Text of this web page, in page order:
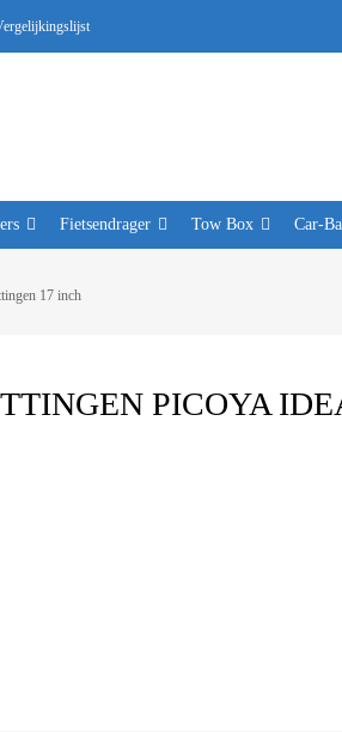
Fietsendrager Tow Box Car-
17 inch
PICOYA